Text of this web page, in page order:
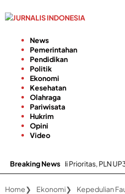
ke
News
Pemerintahan
Pendidikan
Politik
Ekonomi
Kesehatan
Olahraga
Pariwisata
Hukrim
Opini
Video
Breaking News
Listrik Jadi Prioritas, PLN UP3
Home Ekonomi